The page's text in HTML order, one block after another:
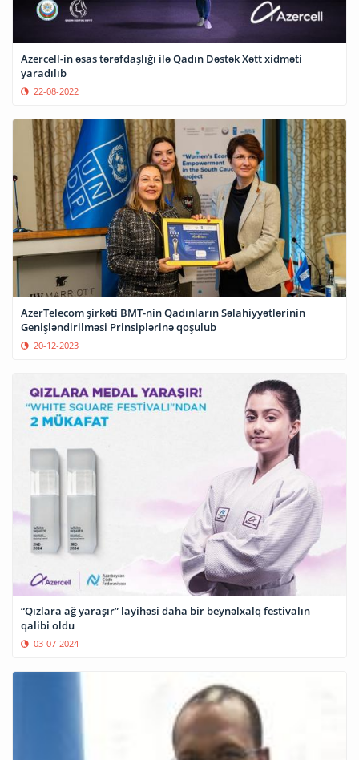
Azercell-in əsas tərəfdaşlığı ilə Qadın Dəstək Xətt xidməti
yaradılıb
22-08-2022
AzerTelecom şirkəti BMT-nin Qadınların Səlahiyyətlərinin
20-12-2023
“Qızlara ağ yaraşır” layihəsi daha bir beynəlxalq festivalın
qalibi oldu
03-07-2024